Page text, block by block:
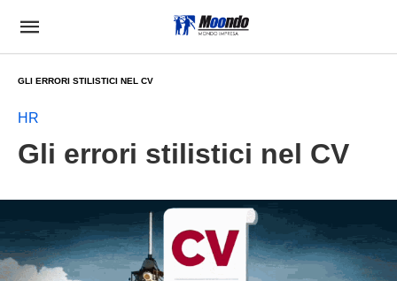
GLI ERRORI STILISTICI NEL CV
HR
Gli errori stilistici nel CV